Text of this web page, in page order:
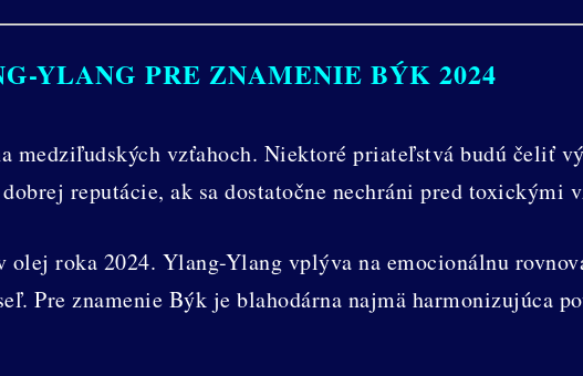
YLANG PRE ZNAMENIE BÝK 2024
medziľudských vzťahoch. Niektoré priateľstvá budú čeliť
reputácie, ak sa dostatočne nechráni pred toxickými
roka 2024. Ylang-Ylang vplýva na emocionálnu
Pre znamenie Býk je blahodárna najmä harmonizujúca